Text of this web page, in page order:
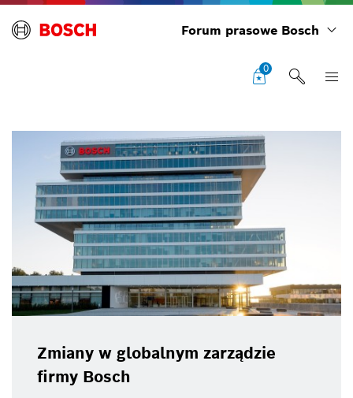
Forum prasowe Bosch
0
Zmiany w globalnym zarządzie
firmy Bosch